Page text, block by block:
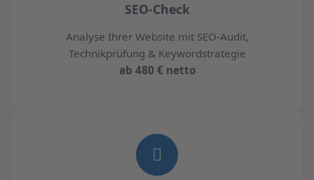
SEO-Check
Analyse Ihrer Website mit SEO-Audit,
Technikprüfung & Keywordstrategie
ab 480 € netto